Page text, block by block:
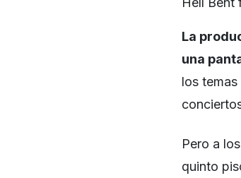
La
una
los
Pero a
quinto